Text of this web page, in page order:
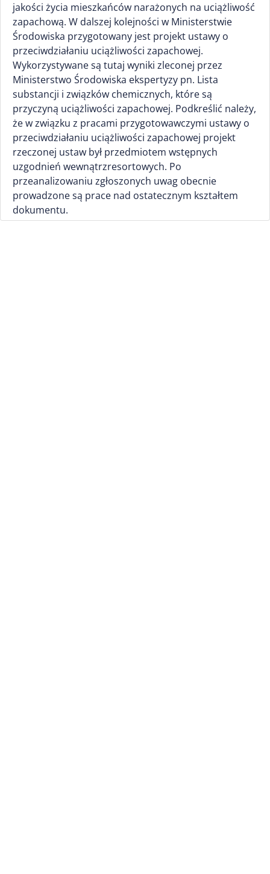
jakości życia mieszkańców narażonych na uciążliwość
zapachową. W dalszej kolejności w Ministerstwie
Środowiska przygotowany jest projekt ustawy o
przeciwdziałaniu uciążliwości zapachowej.
Wykorzystywane są tutaj wyniki zleconej przez
Ministerstwo Środowiska ekspertyzy pn. Lista
substancji i związków chemicznych, które są
przyczyną uciążliwości zapachowej. Podkreślić należy,
że w związku z pracami przygotowawczymi ustawy o
przeciwdziałaniu uciążliwości zapachowej projekt
rzeczonej ustaw był przedmiotem wstępnych
uzgodnień wewnątrzresortowych. Po
przeanalizowaniu zgłoszonych uwag obecnie
prowadzone są prace nad ostatecznym kształtem
dokumentu.